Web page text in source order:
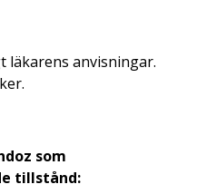
läkarens anvisningar.
som
tillstånd: